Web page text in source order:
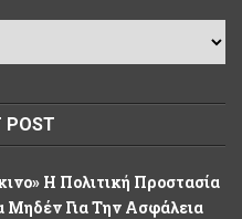
POST
Η Πολιτική Προστασία
Μηδέν Για Την Ασφάλεια